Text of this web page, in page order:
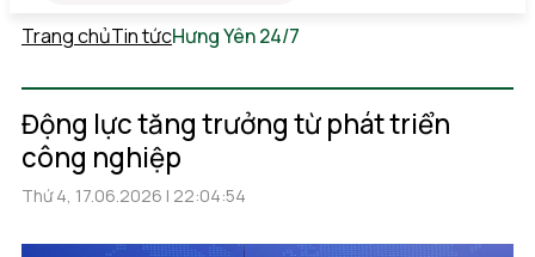
Trang chủTin tứcHưng Yên 24/7
Động lực tăng trưởng từ phát triển
công nghiệp
Thứ 4, 17.06.2026 | 22:04:54